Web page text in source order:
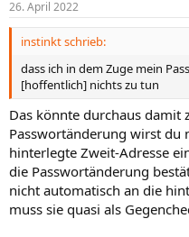
26. April 2022
instinkt schrieb:
dass ich in dem Zuge mein
[hoffentlich] nichts zu tun
Das könnte durchaus damit
Passwortänderung wirst du
hinterlegte Zweit-Adresse
die Passwortänderung
nicht automatisch an die
muss sie quasi als